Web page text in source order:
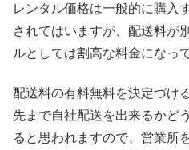
レンタル価格は一般的に購入
されてはいますが、配送料が
ルとしては割高な料金になっ
配送料の有料無料を決定づけ
先まで自社配送を出来るかど
ると思われますので、営業所